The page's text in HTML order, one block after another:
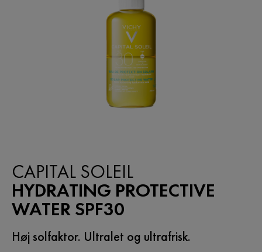
CAPITAL SOLEIL
HYDRATING PROTECTIVE
WATER SPF30
Høj solfaktor. Ultralet og ultrafrisk.